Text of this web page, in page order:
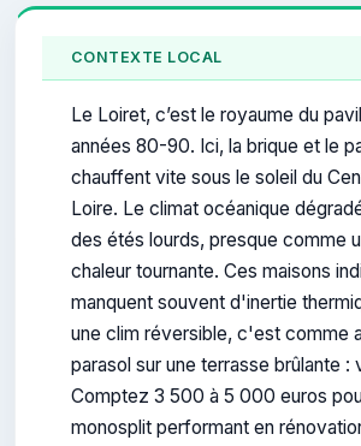
CONTEXTE LOCAL
Le Loiret, c’est le royaume du
années 80-90. Ici, la brique et le
chauffent vite sous le soleil du
Loire. Le climat océanique
des étés lourds, presque comme
chaleur tournante. Ces maisons
manquent souvent d'inertie
une clim réversible, c'est comme
parasol sur une terrasse brûlante :
Comptez 3 500 à 5 000 euros
monosplit performant en